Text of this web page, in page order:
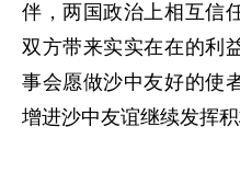
伴，两国政治上相互信
双方带来实实在在的利
事会愿做沙中友好的使
增进沙中友谊继续发挥积